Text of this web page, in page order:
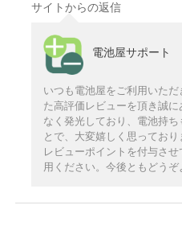
サイトからの返信
電池屋サポート
いつも電池屋をご利用いた
た高評価レビューを頂き誠
なく発光しており、電池持
とで、大変嬉しく思っており
レビューポイントを付与さ
用ください。今後ともどうぞ